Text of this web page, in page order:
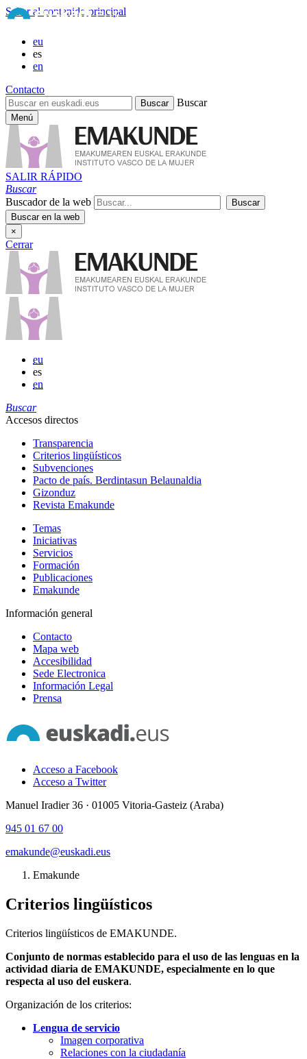
Saltar al contenido principal
eu
es
en
Contacto
Buscar
Menú
SALIR RÁPIDO
Buscar
Buscador de la web
×
Cerrar
eu
es
en
Buscar
Accesos directos
Transparencia
Criterios lingüísticos
Subvenciones
Pacto de país. Berdintasun Belaunaldia
Gizonduz
Revista Emakunde
Temas
Iniciativas
Servicios
Formación
Publicaciones
Emakunde
Información general
Contacto
Mapa web
Accesibilidad
Sede Electronica
Información Legal
Prensa
Acceso a Facebook
Acceso a Twitter
Manuel Iradier 36 · 01005 Vitoria-Gasteiz (Araba)
945 01 67 00
emakunde@euskadi.eus
Emakunde
Criterios lingüísticos
Criterios lingüísticos de EMAKUNDE.
Conjunto de normas establecido para el uso de las lenguas en la
actividad diaria de EMAKUNDE, especialmente en lo que
respecta al uso del euskera.
Organización de los criterios:
Lengua de servicio
Imagen corporativa
Relaciones con la ciudadanía